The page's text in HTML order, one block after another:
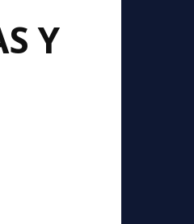
Y